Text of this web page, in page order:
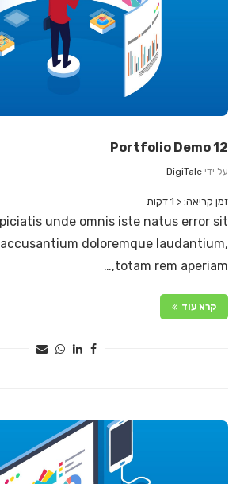
Portfolio Demo 12
על ידי DigiTale
זמן קריאה: < 1 דקות
unde omnis iste natus error sit
doloremque laudantium,
totam rem aperiam,…
קרא עוד